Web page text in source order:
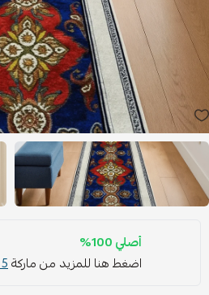
أصلي 100%
اضغط هنا للمزيد من ماركة